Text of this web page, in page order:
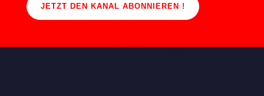
JETZT DEN KANAL ABONNIEREN !